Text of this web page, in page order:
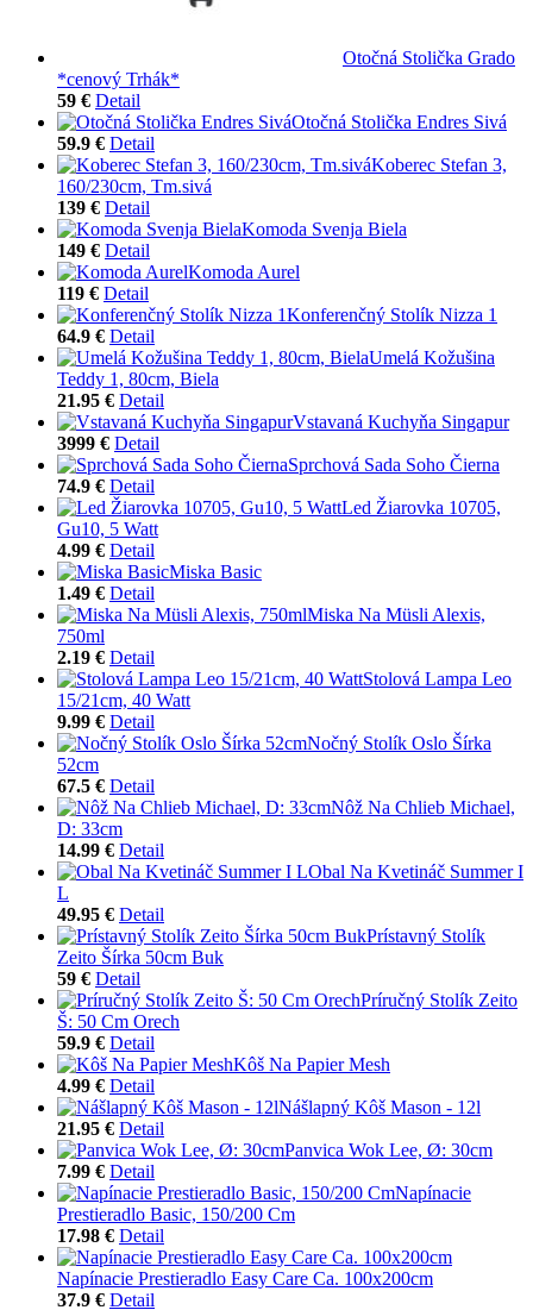
Otočná Stolička Grado
*cenový Trhák*
59 € Detail
Otočná Stolička Endres Sivá
59.9 € Detail
Koberec Stefan 3,
160/230cm, Tm.sivá
139 € Detail
Komoda Svenja Biela
149 € Detail
Komoda Aurel
119 € Detail
Konferenčný Stolík Nizza 1
64.9 € Detail
Umelá Kožušina
Teddy 1, 80cm, Biela
21.95 € Detail
Vstavaná Kuchyňa Singapur
3999 € Detail
Sprchová Sada Soho Čierna
74.9 € Detail
Led Žiarovka 10705,
Gu10, 5 Watt
4.99 € Detail
Miska Basic
1.49 € Detail
Miska Na Müsli Alexis,
750ml
2.19 € Detail
Stolová Lampa Leo
15/21cm, 40 Watt
9.99 € Detail
Nočný Stolík Oslo Šírka
52cm
67.5 € Detail
Nôž Na Chlieb Michael,
D: 33cm
14.99 € Detail
Obal Na Kvetináč Summer I
L
49.95 € Detail
Prístavný Stolík
Zeito Šírka 50cm Buk
59 € Detail
Príručný Stolík Zeito
Š: 50 Cm Orech
59.9 € Detail
Kôš Na Papier Mesh
4.99 € Detail
Nášlapný Kôš Mason - 12l
21.95 € Detail
Panvica Wok Lee, Ø: 30cm
7.99 € Detail
Napínacie
Prestieradlo Basic, 150/200 Cm
17.98 € Detail
Napínacie Prestieradlo Easy Care Ca. 100x200cm
37.9 € Detail